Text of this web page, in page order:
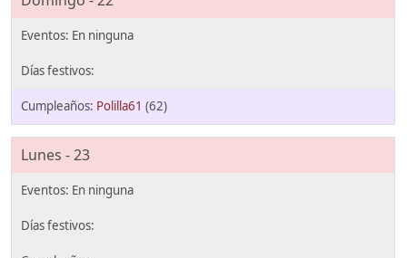
Polilla61 (62)
Lunes - 23